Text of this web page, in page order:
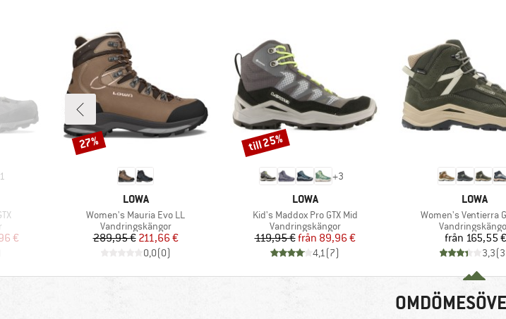
1
pris
€
VARUMÄRKE
LOWA
Produkter
Women's Mauria Evo LL
Produktgrupp
Vandringskängor
Pris
289,95 €Reducerat pris
211,66 €
0,0(0)
Rabatt
27%
+3
VARUMÄRKE
LOWA
Produkter
Kid's Maddox Pro GTX Mid
Produktgrupp
Vandringskängor
Pris
119,95 € Reducerat pris
från 89,96 €
4,1(7)
Rabatt
till 25%
LOWA
Produkter
Women's Ventierra
Produktgrupp
Pris
från 165,55 €
3,3(3